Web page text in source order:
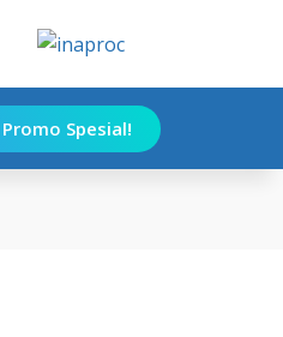
Promo Spesial!